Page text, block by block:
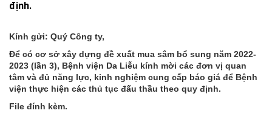
định.
Kính gửi: Quý Công ty,
Để có cơ sở xây dựng đề xuất mua sắm bổ sung năm 2022-
2023 (lần 3), Bệnh viện Da Liễu kính mời các đơn vị quan
tâm và đủ năng lực, kinh nghiệm cung cấp báo giá để Bệnh
viện thực hiện các thủ tục đấu thầu theo quy định.
File đính kèm.